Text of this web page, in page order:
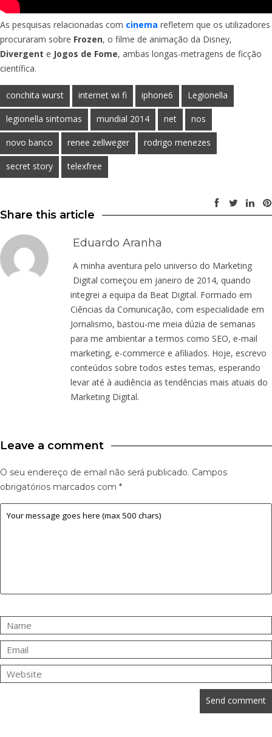
As pesquisas relacionadas com cinema refletem que os utilizadores
procuraram sobre Frozen, o filme de animação da Disney,
Divergent e Jogos de Fome, ambas longas-metragens de ficção
científica.
conchita wurst internet wi fi iphone6 Legionella
legionella sintomas mundial 2014 net nos
novo banco renee zellweger rodrigo menezes
secret story telexfree
Share this article
Eduardo Aranha
A minha aventura pelo universo do Marketing
Digital começou em janeiro de 2014, quando
integrei a equipa da Beat Digital. Formado em
Ciências da Comunicação, com especialidade em
Jornalismo, bastou-me meia dúzia de semanas
para me ambientar a termos como SEO, e-mail
marketing, e-commerce e afiliados. Hoje, escrevo
conteúdos sobre todos estes temas, esperando
levar até à audiência as tendências mais atuais do
Marketing Digital.
Leave a comment
O seu endereço de email não será publicado. Campos
obrigatórios marcados com *